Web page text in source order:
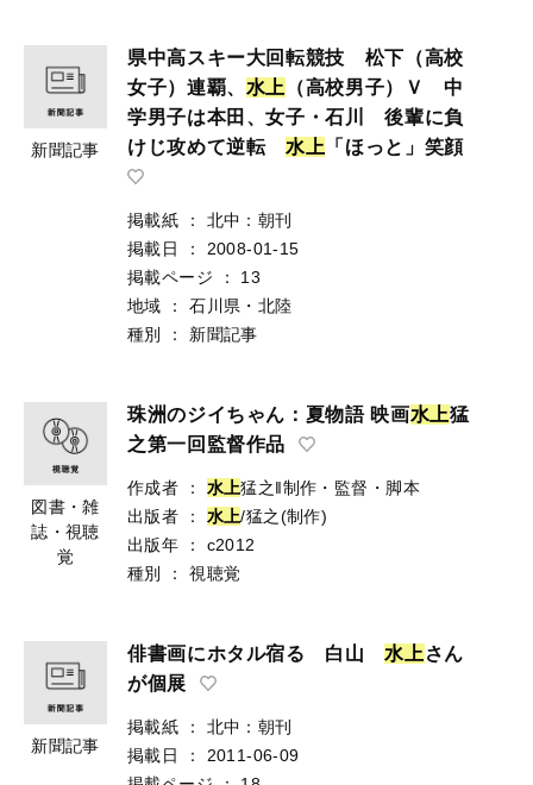
新聞記事
県中高スキー大回転競技 松下（高校
女子）連覇、 水 上
（高校男子）Ｖ 中
学男子は本田、女子・石川 後輩に負
けじ攻めて逆転 水 上 「ほっと」笑顔
掲載紙 ：
北中：朝刊
掲載日
：
2008-01-15
掲載ページ
：
13
地域
：
石川県・北陸
種別
： 新聞記事
図書・雑
誌・視聴
覚
珠洲のジイちゃん：夏物語 映画水 上猛
之第一回監督作品
作成者 ： 水上猛之‖制作・監督・脚本
出版者
： 水上/猛之(制作)
出版年
：
c2012
種別
： 視聴覚
新聞記事
俳書画にホタル宿る 白山 水 上 さん
が個展
掲載紙 ：
北中：朝刊
掲載日
：
2011-06-09